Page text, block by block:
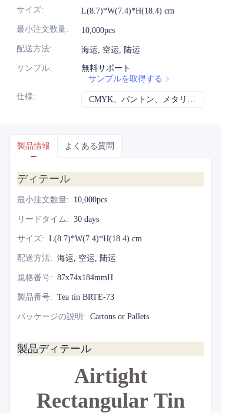
サイズ: L(8.7)*W(7.4)*H(18.4) cm
最小注文数量: 10,000pcs
配送方法: 海运, 空运, 陆运
サンプル:
無料サポート
サンプルを取得する
仕様: CMYK、パントン、メタリック、スポットカラーなど
製品情報 よくある質問
ディテール
最小注文数量: 10,000pcs
リードタイム: 30 days
サイズ: L(8.7)*W(7.4)*H(18.4) cm
配送方法: 海运, 空运, 陆运
規格番号: 87x74x184mmH
製品番号: Tea tin BRTE-73
パッケージの説明 : Cartons or Pallets
製品ディテール
Airtight
Rectangular Tin